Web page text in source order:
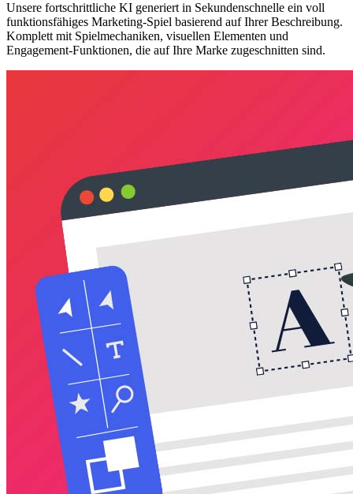
Unsere fortschrittliche KI generiert in Sekundenschnelle ein voll
funktionsfähiges Marketing-Spiel basierend auf Ihrer Beschreibung.
Komplett mit Spielmechaniken, visuellen Elementen und
Engagement-Funktionen, die auf Ihre Marke zugeschnitten sind.